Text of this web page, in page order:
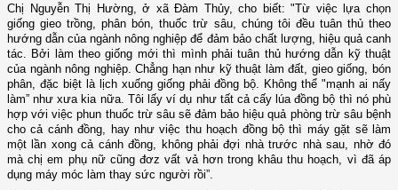
Chị Nguyễn Thị Hường, ở xã Đàm Thủy, cho biết: "Từ việc lựa chọn
giống gieo trồng, phân bón, thuốc trừ sâu, chúng tôi đều tuân thủ theo
hướng dẫn của ngành nông nghiệp để đảm bảo chất lượng, hiệu quả canh
tác. Bởi làm theo giống mới thì mình phải tuân thủ hướng dẫn kỹ thuật
của ngành nông nghiệp. Chẳng hạn như kỹ thuật làm đất, gieo giống, bón
phân, đặc biệt là lịch xuống giống phải đồng bộ. Không thể "mạnh ai nấy
làm” như xưa kia nữa. Tôi lấy ví dụ như tất cả cấy lúa đồng bộ thì nó phù
hợp với việc phun thuốc trừ sâu sẽ đảm bảo hiệu quả phòng trừ sâu bệnh
cho cả cánh đồng, hay như việc thu hoạch đồng bộ thì máy gặt sẽ làm
một lần xong cả cánh đồng, không phải đợi nhà trước nhà sau, nhờ đó
mà chị em phụ nữ cũng đơz vất vả hơn trong khâu thu hoạch, vì đã áp
dụng máy móc làm thay sức người rồi”.